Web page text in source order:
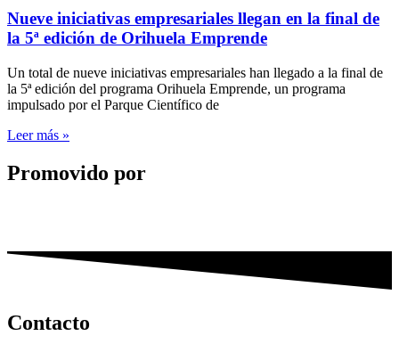
Nueve iniciativas empresariales llegan en la final de
la 5ª edición de Orihuela Emprende
Un total de nueve iniciativas empresariales han llegado a la final de
la 5ª edición del programa Orihuela Emprende, un programa
impulsado por el Parque Científico de
Leer más »
Promovido por
Contacto